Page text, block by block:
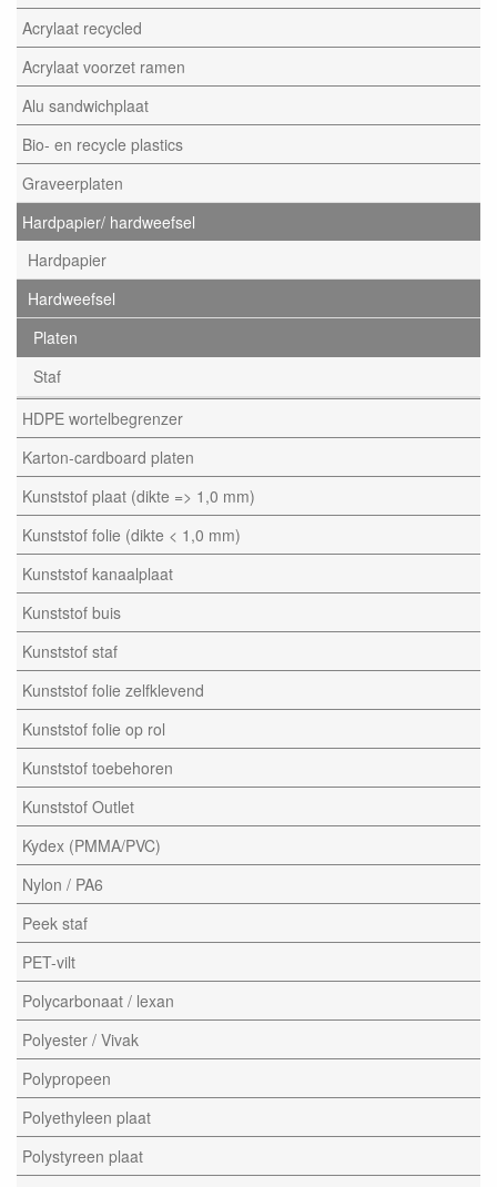
Acrylaat recycled
Acrylaat voorzet ramen
Alu sandwichplaat
Bio- en recycle plastics
Graveerplaten
Hardpapier/ hardweefsel
Hardpapier
Hardweefsel
Platen
Staf
HDPE wortelbegrenzer
Karton-cardboard platen
Kunststof plaat (dikte => 1,0 mm)
Kunststof folie (dikte < 1,0 mm)
Kunststof kanaalplaat
Kunststof buis
Kunststof staf
Kunststof folie zelfklevend
Kunststof folie op rol
Kunststof toebehoren
Kunststof Outlet
Kydex (PMMA/PVC)
Nylon / PA6
Peek staf
PET-vilt
Polycarbonaat / lexan
Polyester / Vivak
Polypropeen
Polyethyleen plaat
Polystyreen plaat